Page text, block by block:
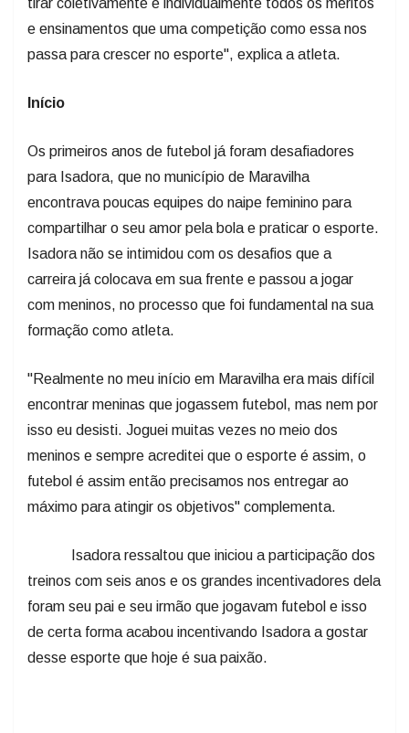
tirar coletivamente e individualmente todos os méritos
e ensinamentos que uma competição como essa nos
passa para crescer no esporte", explica a atleta.
Início
Os primeiros anos de futebol já foram desafiadores
para Isadora, que no município de Maravilha
encontrava poucas equipes do naipe feminino para
compartilhar o seu amor pela bola e praticar o esporte.
Isadora não se intimidou com os desafios que a
carreira já colocava em sua frente e passou a jogar
com meninos, no processo que foi fundamental na sua
formação como atleta.
"Realmente no meu início em Maravilha era mais difícil
encontrar meninas que jogassem futebol, mas nem por
isso eu desisti. Joguei muitas vezes no meio dos
meninos e sempre acreditei que o esporte é assim, o
futebol é assim então precisamos nos entregar ao
máximo para atingir os objetivos" complementa.
Isadora ressaltou que iniciou a participação dos
treinos com seis anos e os grandes incentivadores dela
foram seu pai e seu irmão que jogavam futebol e isso
de certa forma acabou incentivando Isadora a gostar
desse esporte que hoje é sua paixão.